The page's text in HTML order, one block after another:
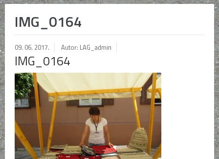
IMG_0164
09. 06. 2017. Autor: LAG_admin
IMG_0164